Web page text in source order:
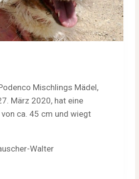
Mischlings Mädel,
März 2020, hat eine
ca. 45 cm und wiegt
Walter